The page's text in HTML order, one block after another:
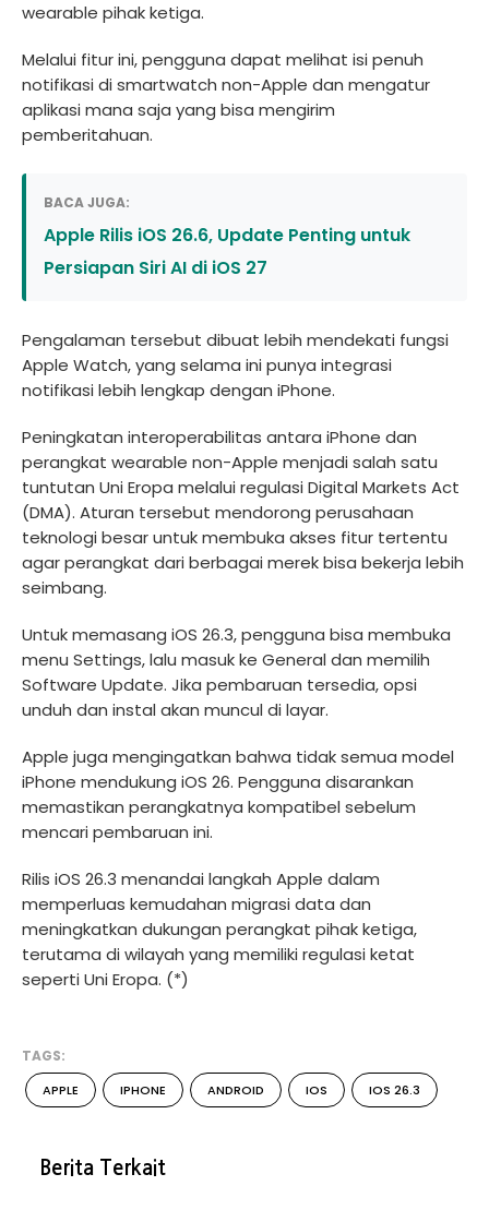
wearable pihak ketiga.
Melalui fitur ini, pengguna dapat melihat isi penuh
notifikasi di smartwatch non-Apple dan mengatur
aplikasi mana saja yang bisa mengirim
pemberitahuan.
BACA JUGA:
Apple Rilis iOS 26.6, Update Penting untuk
Persiapan Siri AI di iOS 27
Pengalaman tersebut dibuat lebih mendekati fungsi
Apple Watch, yang selama ini punya integrasi
notifikasi lebih lengkap dengan iPhone.
Peningkatan interoperabilitas antara iPhone dan
perangkat wearable non-Apple menjadi salah satu
tuntutan Uni Eropa melalui regulasi Digital Markets Act
(DMA). Aturan tersebut mendorong perusahaan
teknologi besar untuk membuka akses fitur tertentu
agar perangkat dari berbagai merek bisa bekerja lebih
seimbang.
Untuk memasang iOS 26.3, pengguna bisa membuka
menu Settings, lalu masuk ke General dan memilih
Software Update. Jika pembaruan tersedia, opsi
unduh dan instal akan muncul di layar.
Apple juga mengingatkan bahwa tidak semua model
iPhone mendukung iOS 26. Pengguna disarankan
memastikan perangkatnya kompatibel sebelum
mencari pembaruan ini.
Rilis iOS 26.3 menandai langkah Apple dalam
memperluas kemudahan migrasi data dan
meningkatkan dukungan perangkat pihak ketiga,
terutama di wilayah yang memiliki regulasi ketat
seperti Uni Eropa. (*)
TAGS:
APPLE IPHONE ANDROID IOS IOS 26.3
Berita Terkait